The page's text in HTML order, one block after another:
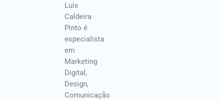
Luís
Caldeira
Pinto é
especialista
em
Marketing
Digital,
Design,
Comunicação